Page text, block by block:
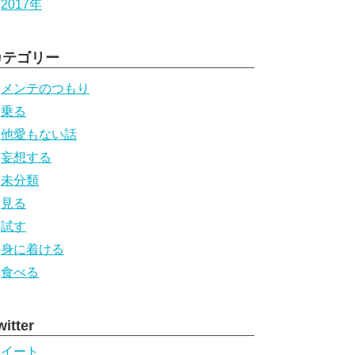
2017年
テゴリー
メンテのつもり
乗る
他愛もない話
妄想する
未分類
見る
試す
身に着ける
食べる
ート